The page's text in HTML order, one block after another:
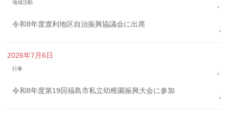
地域活動
令和8年度渡利地区自治振興協議会に出席
2026年7月6日
行事
令和8年度第19回福島市私立幼稚園振興大会に参加